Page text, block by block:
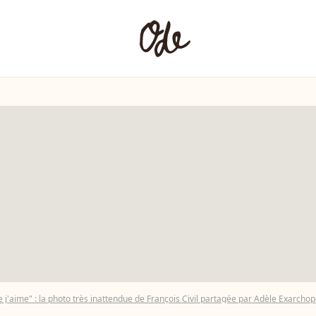
j'aime" : la photo très inattendue de François Civil partagée par Adèle